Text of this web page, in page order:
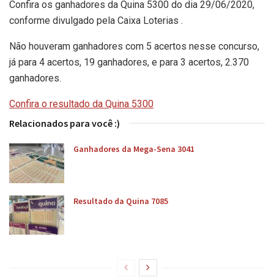
Confira os ganhadores da Quina 5300 do dia 29/06/2020,
conforme divulgado pela Caixa Loterias .
Não houveram ganhadores com 5 acertos nesse concurso,
já para 4 acertos, 19 ganhadores, e para 3 acertos, 2.370
ganhadores.
Confira o resultado da Quina 5300
Relacionados para você :)
Ganhadores da Mega-Sena 3041
Resultado da Quina 7085